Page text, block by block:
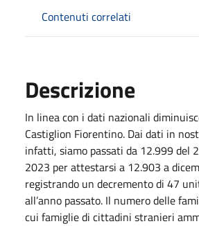
Contenuti correlati
Descrizione
In linea con i dati nazionali
Castiglion Fiorentino. Dai dati in
infatti, siamo passati da 12.999 del
2023 per attestarsi a 12.903 a
registrando un decremento di 47
all’anno passato. Il numero delle
cui famiglie di cittadini stranieri